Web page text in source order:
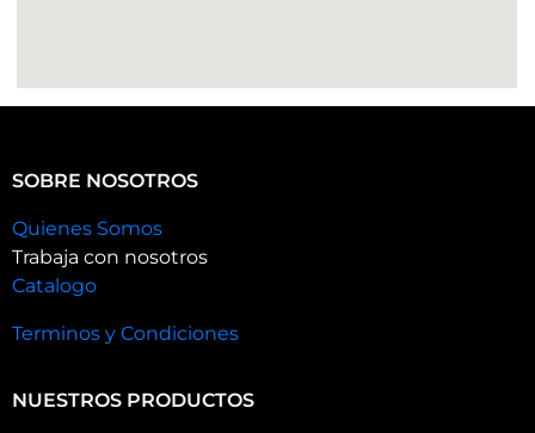
SOBRE NOSOTROS
Quienes Somos
Trabaja con nosotros
Catalogo
Terminos y Condiciones
NUESTROS PRODUCTOS